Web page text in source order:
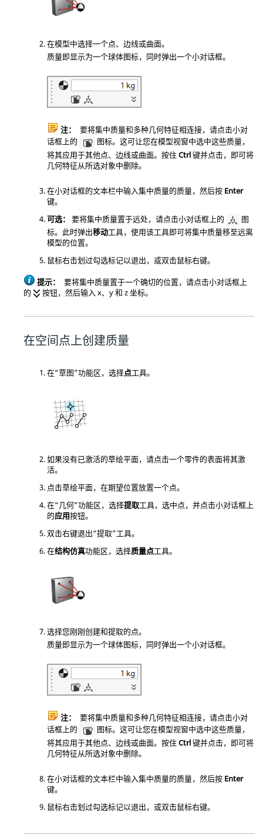
在模型中选择一个点、边线或曲面。
质量即显示为一个球体图标，同时弹出一个小对话框。
注：
要将集中质量和多种几何特征相连接，请点击小对
话框上的
图标。这可让您在模型视窗中选中这些质量，
将其应用于其他点、边线或曲面。按住Ctrl键并点击，即可将
几何特征从所选对象中删除。
在小对话框的文本栏中输入集中质量的质量，然后按 Enter
键。
可选： 要将集中质量置于远处，请点击小对话框上的
图
标。此时弹出移动工具，使用该工具即可将集中质量移至远离
模型的位置。
鼠标右击划过勾选标记以退出，或双击鼠标右键。
提示：
要将集中质量置于一个确切的位置，请点击小对话框上
的
按钮，然后输入 x、y 和 z 坐标。
在空间点上创建质量
在“草图”功能区，选择点工具。
如果没有已激活的草绘平面，请点击一个零件的表面将其激
活。
点击草绘平面，在期望位置放置一个点。
在“几何”功能区，选择提取工具，选中点，并点击小对话框上
的应用按钮。
双击右键退出“提取”工具。
在结构仿真功能区，选择质量点工具。
选择您刚刚创建和提取的点。
质量即显示为一个球体图标，同时弹出一个小对话框。
注：
要将集中质量和多种几何特征相连接，请点击小对
话框上的
图标。这可让您在模型视窗中选中这些质量，
将其应用于其他点、边线或曲面。按住Ctrl键并点击，即可将
几何特征从所选对象中删除。
在小对话框的文本栏中输入集中质量的质量，然后按 Enter
键。
鼠标右击划过勾选标记以退出，或双击鼠标右键。